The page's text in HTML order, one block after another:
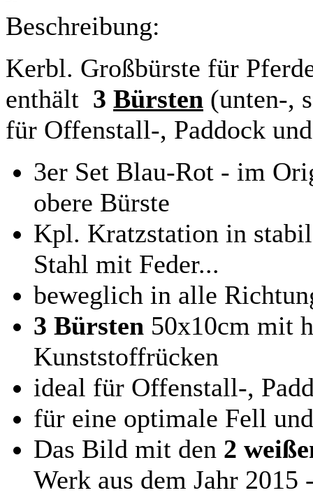
Beschreibung:
Kerbl. Großbürste für
enthält 3 Bürsten (unten-,
für Offenstall-, Paddock
3er Set Blau-Rot - im
obere Bürste
Kpl. Kratzstation in
Stahl mit Feder...
beweglich in alle
3 Bürsten 50x10cm mit
Kunststoffrücken
ideal für Offenstall-,
für eine optimale Fell
Das Bild mit den 2
Werk aus dem Jahr